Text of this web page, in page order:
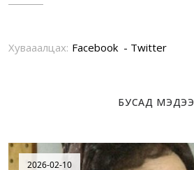
Хувааалцах: Facebook Twitter
БУСАД МЭДЭЭ
2026-02-10